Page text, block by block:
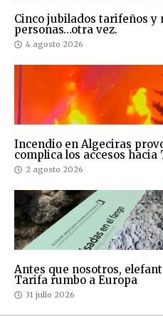
Cinco jubilados tarifeños y
personas…otra vez.
4 agosto 2026
Incendio en Algeciras
complica los accesos hacia
2 agosto 2026
Antes que nosotros,
Tarifa rumbo a Europa
31 julio 2026